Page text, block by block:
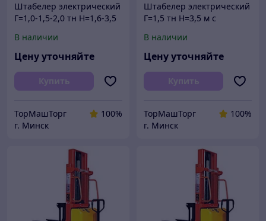
Штабелер электрический
Г=1,0-1,5-2,0 тн Н=1,6-3,5
полуэлектрический
электроштабелер
В наличии
Цену уточняйте
Купить
ТорМашТорг
100%
г. Минск
Штабелер электрический
Г=1,5 тн Н=3,5 м с
полуэлектрический
электроштабелер
В наличии
Цену уточняйте
Купить
ТорМашТорг
100%
г. Минск